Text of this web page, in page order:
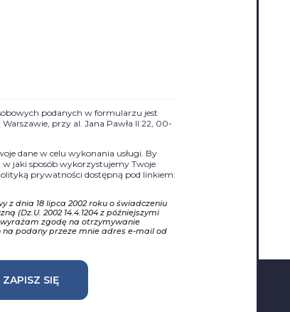
podanych w formularzu jest
Warszawie, przy al. Jana Pawła II 22, 00-
dane w celu wykonania usługi. By
w jaki sposób wykorzystujemy Twoje
prywatności dostępną pod linkiem:
z dnia 18 lipca 2002 roku o świadczeniu
(Dz.U. 2002 14.4.1204 z późniejszymi
zgodę na otrzymywanie
podany przeze mnie adres e-mail od
ZAPISZ SIĘ